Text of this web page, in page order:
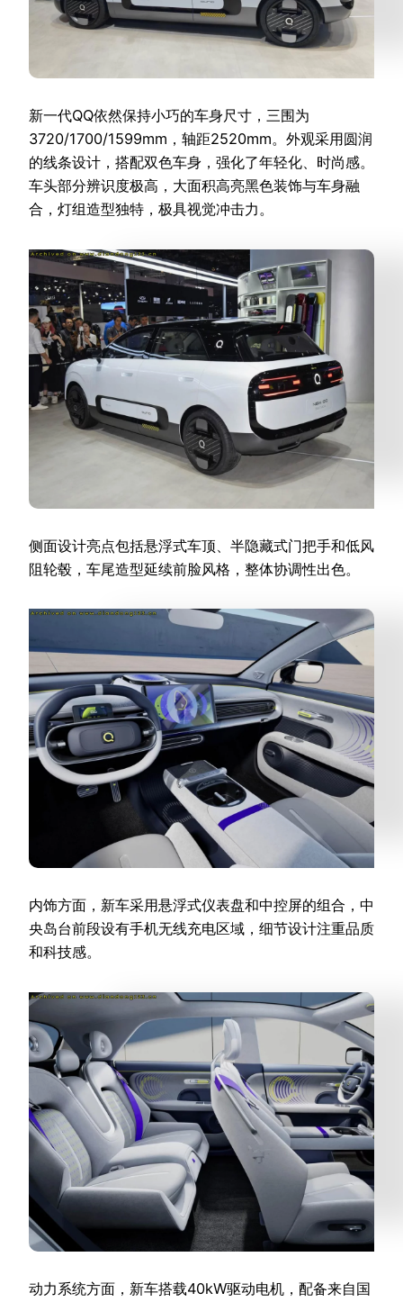
新一代QQ依然保持小巧的车身尺寸，三围为
3720/1700/1599mm，轴距2520mm。外观采用圆润
的线条设计，搭配双色车身，强化了年轻化、时尚感。
车头部分辨识度极高，大面积高亮黑色装饰与车身融
合，灯组造型独特，极具视觉冲击力。
侧面设计亮点包括悬浮式车顶、半隐藏式门把手和低风
阻轮毂，车尾造型延续前脸风格，整体协调性出色。
内饰方面，新车采用悬浮式仪表盘和中控屏的组合，中
央岛台前段设有手机无线充电区域，细节设计注重品质
和科技感。
动力系统方面，新车搭载40kW驱动电机，配备来自国